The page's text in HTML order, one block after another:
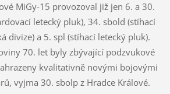
MiGy-15 provozoval již jen 6. a 30.
letecký pluk), 34. sbold (stíhací
divize) a 5. spl (stíhací letecký pluk).
70. let byly zbývající podzvukové
kvalitativně novými bojovými
vyjma 30. sbolp z Hradce Králové.